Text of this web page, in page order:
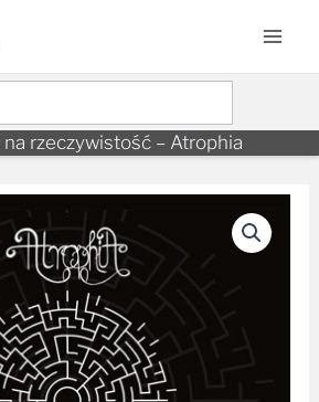
na rzeczywistość – Atrophia